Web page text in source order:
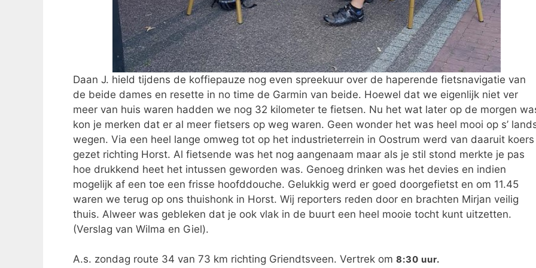
Daan J. hield tijdens de koffiepauze nog even spreekuur over de haperende fietsnavigatie van
de beide dames en resette in no time de Garmin van beide. Hoewel dat we eigenlijk niet ver
meer van huis waren hadden we nog 32 kilometer te fietsen. Nu het wat later op de morgen
kon je merken dat er al meer fietsers op weg waren. Geen wonder het was heel mooi op s’
wegen. Via een heel lange omweg tot op het industrieterrein in Oostrum werd van daaruit koers
gezet richting Horst. Al fietsende was het nog aangenaam maar als je stil stond merkte je pas
hoe drukkend heet het intussen geworden was. Genoeg drinken was het devies en indien
mogelijk af een toe een frisse hoofddouche. Gelukkig werd er goed doorgefietst en om 11.45
waren we terug op ons thuishonk in Horst. Wij reporters reden door en brachten Mirjan veilig
thuis. Alweer was gebleken dat je ook vlak in de buurt een heel mooie tocht kunt uitzetten.
(Verslag van Wilma en Giel).
A.s. zondag route 34 van 73 km richting Griendtsveen. Vertrek om 8:30 uur.